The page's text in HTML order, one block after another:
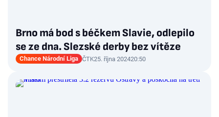
Brno má bod s béčkem Slavie, odlepilo
se ze dna. Slezské derby bez vítěze
Chance Národní Liga ČTK25. října 202420:50